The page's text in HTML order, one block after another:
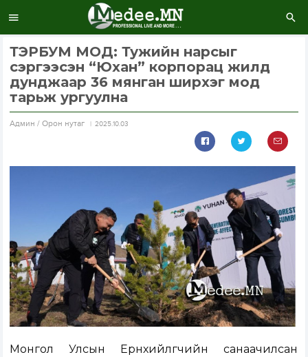
ТЭРБУМ МОД: Тужийн нарсыг
сэргээсэн “Юхан” корпорац жилд
дунджаар 36 мянган ширхэг мод
тарьж ургуулна
Aдмин / Орон нутаг 2025.10.03
Монгол Улсын Ерөнхийлөгчийн санаачилсан